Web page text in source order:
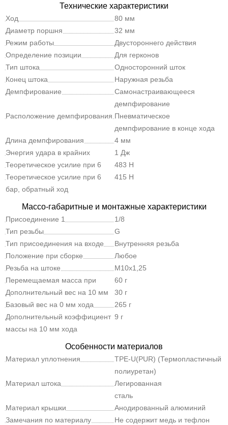
Технические характеристики
Ход
80 мм
Диаметр поршня
32 мм
Режим работы
Двустороннего действия
Определение позиции
Для герконов
Тип штока
Односторонний шток
Конец штока
Наружная резьба
Демпфирование
Самонастраивающееся
демпфирование
Расположение демпфирования Пневматическое
демпфирование в конце хода
Длина демпфирования
4 мм
Энергия удара в крайних
положениях
1 Дж
Теоретическое усилие при 6
бар, прямой ход
483 Н
Теоретическое усилие при 6
бар, обратный ход
415 Н
Массо-габаритные и монтажные характеристики
Присоединение 1
1/8
Тип резьбы
G
Тип присоединения на входе
Внутренняя резьба
Положение при сборке
Любое
Резьба на штоке
M10x1,25
Перемещаемая масса при
ходе 0 мм
60 г
Дополнительный вес на 10 мм
хода
30 г
Базовый вес на 0 мм хода
265 г
Дополнительный коэффициент
массы на 10 мм хода
9 г
Особенности материалов
Материал уплотнения
TPE-U(PUR) (Термопластичный
полиуретан)
Материал штока
Легированная
сталь
Материал крышки
Анодированный алюминий
Замечания по материалу
Не содержит медь и тефлон